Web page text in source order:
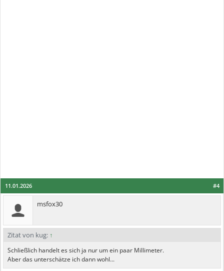
#4
11.01.2026
msfox30
Zitat von kug: ↑
Schließlich handelt es sich ja nur um ein paar Millimeter.
Aber das unterschätze ich dann wohl...